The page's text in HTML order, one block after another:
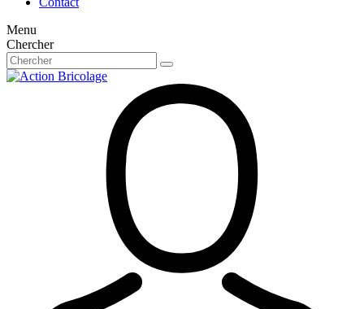
Menu
Chercher